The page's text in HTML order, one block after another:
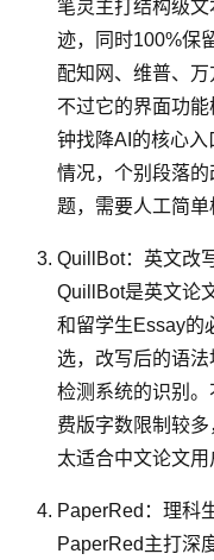
笔灵主打结构级
迹，同时100%保
配知网、维普、万
不过它的界面功
钟找降AI的核心入
情况，个别段落
题，需要人工简单
QuillBot：英文改
QuillBot是英文论
和留学生Essay的
选，改写后的语
检测系统的识别
费版字数限制较
太适合中文论文用
PaperRed：理科
PaperRed主打深